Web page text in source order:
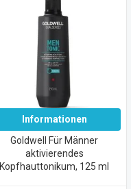
Informationen
Goldwell Für Männer
aktivierendes
Kopfhauttonikum, 125 ml